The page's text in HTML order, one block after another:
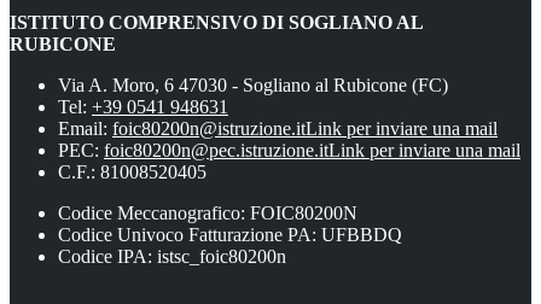
ISTITUTO COMPRENSIVO DI SOGLIANO AL
RUBICONE
Via A. Moro, 6 47030 - Sogliano al Rubicone (FC)
Tel: +39 0541 948631
Email: foic80200n@istruzione.itLink per inviare una mail
PEC: foic80200n@pec.istruzione.itLink per inviare una mail
C.F.: 81008520405
Codice Meccanografico: FOIC80200N
Codice Univoco Fatturazione PA: UFBBDQ
Codice IPA: istsc_foic80200n